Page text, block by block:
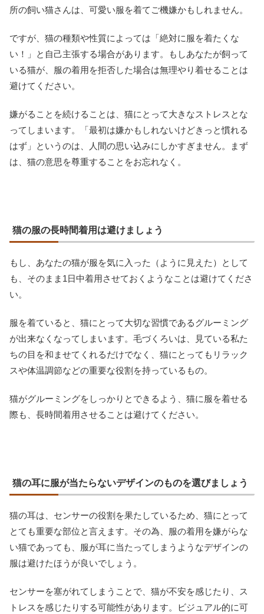
所の飼い猫さんは、可愛い服を着てご機嫌かもしれません。
ですが、猫の種類や性質によっては「絶対に服を着たくな
い！」と自己主張する場合があります。もしあなたが飼って
いる猫が、服の着用を拒否した場合は無理やり着せることは
避けてください。
嫌がることを続けることは、猫にとって大きなストレスとな
ってしまいます。「最初は嫌かもしれないけどきっと慣れる
はず」というのは、人間の思い込みにしかすぎません。まず
は、猫の意思を尊重することをお忘れなく。
猫の服の長時間着用は避けましょう
もし、あなたの猫が服を気に入った（ように見えた）として
も、そのまま1日中着用させておくようなことは避けてくださ
い。
服を着ていると、猫にとって大切な習慣であるグルーミング
が出来なくなってしまいます。毛づくろいは、見ている私た
ちの目を和ませてくれるだけでなく、猫にとってもリラック
スや体温調節などの重要な役割を持っているもの。
猫がグルーミングをしっかりとできるよう、猫に服を着せる
際も、長時間着用させることは避けてください。
猫の耳に服が当たらないデザインのものを選びましょう
猫の耳は、センサーの役割を果たしているため、猫にとって
とても重要な部位と言えます。その為、服の着用を嫌がらな
い猫であっても、服が耳に当たってしまうようなデザインの
服は避けたほうが良いでしょう。
センサーを塞がれてしまうことで、猫が不安を感じたり、ス
トレスを感じたりする可能性があります。ビジュアル的に可